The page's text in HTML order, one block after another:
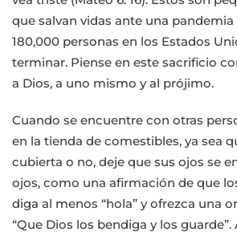
que salvan vidas ante una
180,000 personas en los Estados
terminar. Piense en este sacrificio
a Dios, a uno mismo y al prójimo.
Cuando se encuentre con otras
en la tienda de comestibles, ya sea
cubierta o no, deje que sus ojos se
ojos, como una afirmación de que
diga al menos “hola” y ofrezca una
“Que Dios los bendiga y los